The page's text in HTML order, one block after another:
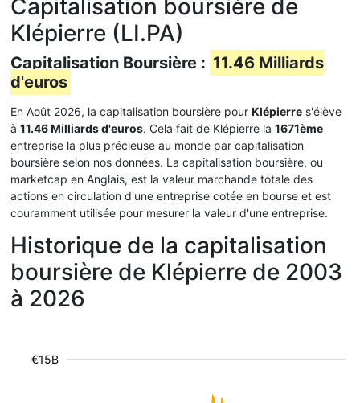
Capitalisation boursière de
Klépierre (LI.PA)
Capitalisation Boursière : 11.46 Milliards
d'euros
En Août 2026, la capitalisation boursière pour Klépierre s'élève
à 11.46 Milliards d'euros. Cela fait de Klépierre la 1671ème
entreprise la plus précieuse au monde par capitalisation
boursière selon nos données. La capitalisation boursière, ou
marketcap en Anglais, est la valeur marchande totale des
actions en circulation d'une entreprise cotée en bourse et est
couramment utilisée pour mesurer la valeur d'une entreprise.
Historique de la capitalisation
boursière de Klépierre de 2003
à 2026
€15B